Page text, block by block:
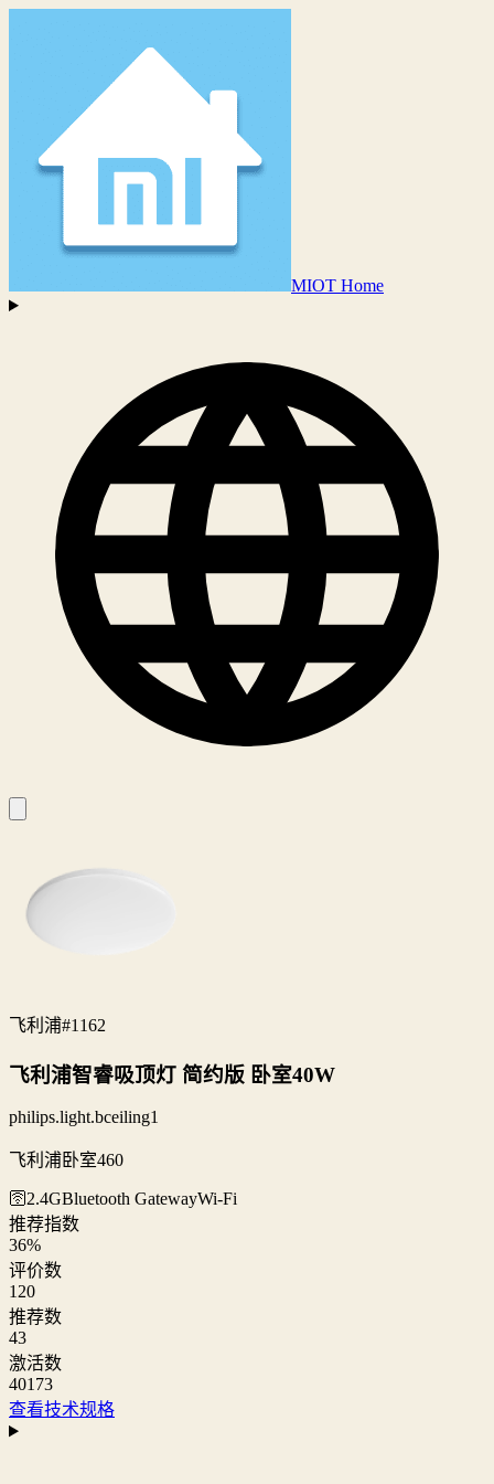
MIOT Home
飞利浦#1162
飞利浦智睿吸顶灯 简约版 卧室40W
philips.light.bceiling1
飞利浦卧室460
🛜2.4GBluetooth GatewayWi‑Fi
推荐指数
36%
评价数
120
推荐数
43
激活数
40173
查看技术规格